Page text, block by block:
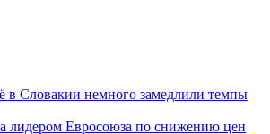
в Словакии немного замедлили темпы
лидером Евросоюза по снижению цен